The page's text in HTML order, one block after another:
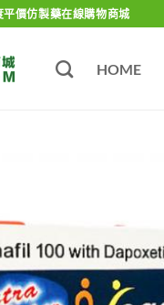
價仿製藥在線購物商城
HOME